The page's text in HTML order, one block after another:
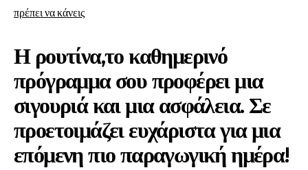
πρέπει να κάνεις
Η ρουτίνα,το καθημερινό
πρόγραμμα σου προφέρει μια
σιγουριά και μια ασφάλεια. Σε
προετοιμάζει ευχάριστα για μια
επόμενη πιο παραγωγική ημέρα!